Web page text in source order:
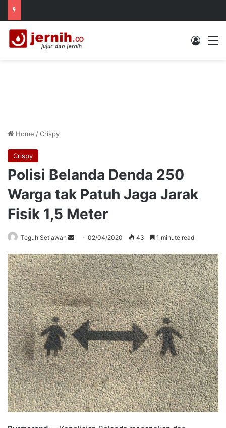
Log In
Home /Crispy
Crispy
Polisi Belanda Denda 250
Warga tak Patuh Jaga Jarak
Fisik 1,5 Meter
Teguh Setiawan
Send
email
02/04/2020 43 1 minute read